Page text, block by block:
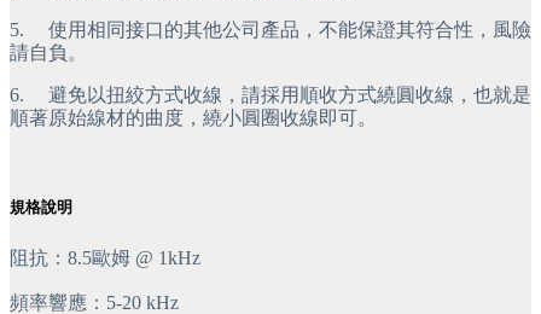
5.
使用相同接口的其他公司產品，不能保證其符合性，風險
請自負。
6.
避免以扭絞方式收線，請採用順收方式繞圓收線，也就是
順著原始線材的曲度，繞小圓圈收線即可。
規格說明
阻抗：8.5歐姆 @ 1kHz
頻率響應：5-20 kHz